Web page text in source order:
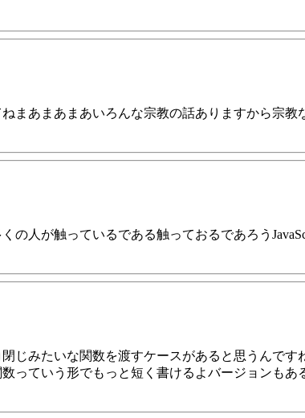
まあまあまあいろんな宗教の話ありますから宗
人が触っているである触っておるであろう
じみたいな関数を渡すケースがあると思うんで
っていう形でもっと短く書けるよバージョンもあ